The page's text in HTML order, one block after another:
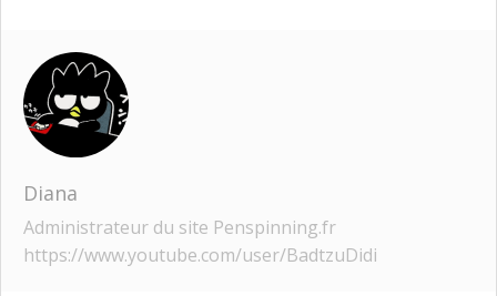
Diana
Administrateur du site Penspinning.fr
https://www.youtube.com/user/BadtzuDidi